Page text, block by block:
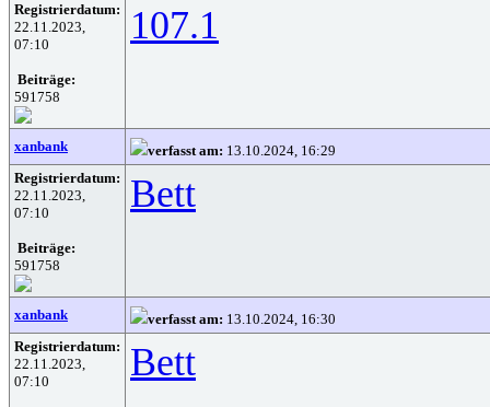
Registrierdatum:
22.11.2023,
07:10
Beiträge:
591758
107.1
xanbank verfasst am: 13.10.2024, 16:29
Registrierdatum:
22.11.2023,
07:10
Beiträge:
591758
Bett
xanbank verfasst am: 13.10.2024, 16:30
Registrierdatum:
22.11.2023,
07:10
Bett